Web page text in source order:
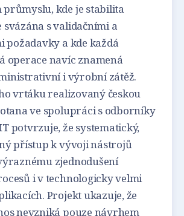
průmyslu, kde je stabilita
svázána s validačními a
požadavky a kde každá
operace navíc znamená
i výrobní zátěž.
vrtáku realizovaný českou
ve spolupráci s odborníky
potvrzuje, že systematický,
přístup k vývoji nástrojů
zjednodušení
i v technologicky velmi
Projekt ukazuje, že
nevzniká pouze návrhem